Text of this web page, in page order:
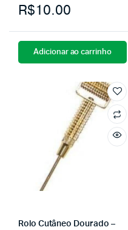
R$10.00
Adicionar ao carrinho
Rolo Cutâneo Dourado –